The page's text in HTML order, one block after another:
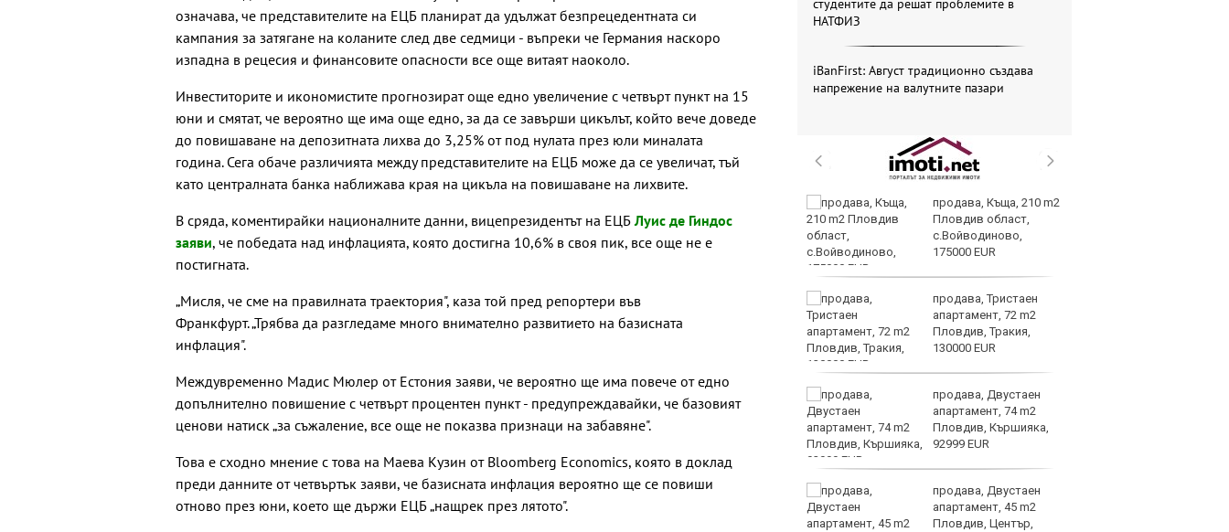
означава, че представителите на ЕЦБ планират да удължат безпрецедентната си
кампания за затягане на коланите след две седмици - въпреки че Германия наскоро
изпадна в рецесия и финансовите опасности все още витаят наоколо.
Инвеститорите и икономистите прогнозират още едно увеличение с четвърт пункт на 15
юни и смятат, че вероятно ще има още едно, за да се завърши цикълът, който вече доведе
до повишаване на депозитната лихва до 3,25% от под нулата през юли миналата
година. Сега обаче различията между представителите на ЕЦБ може да се увеличат, тъй
като централната банка наближава края на цикъла на повишаване на лихвите.
В сряда, коментирайки националните данни, вицепрезидентът на ЕЦБЛуис де Гиндос
заяви, че победата над инфлацията, която достигна 10,6% в своя пик, все още не е
постигната.
„Мисля, че сме на правилната траектория", каза той пред репортери във
Франкфурт. „Трябва да разгледаме много внимателно развитието на базисната
инфлация".
Междувременно Мадис Мюлер от Естония заяви, че вероятно ще има повече от едно
допълнително повишение с четвърт процентен пункт - предупреждавайки, че базовият
ценови натиск „за съжаление, все още не показва признаци на забавяне".
Това е сходно мнение с това на Маева Кузин от Bloomberg Economics, която в доклад
преди данните от четвъртък заяви, че базисната инфлация вероятно ще се повиши
отново през юни, което ще държи ЕЦБ „нащрек през лятото".
студентите да решат проблемите в
НАТФИЗ
iBanFirst: Август традиционно създава
напрежение на валутните пазари
Шан-Жен" отново е
Затварят за кратко
ул. „Вълноломна“ в
неделя
40 пияни и дрогирани
продава, Къща, 210 m2
Пловдив област,
с.Войводиново,
175000 EUR
продава, Тристаен
апартамент, 72 m2
Пловдив, Тракия,
130000 EUR
продава, Двустаен
апартамент, 74 m2
Пловдив, Кършияка,
92999 EUR
продава, Двустаен
апартамент, 45 m2
Пловдив, Център,